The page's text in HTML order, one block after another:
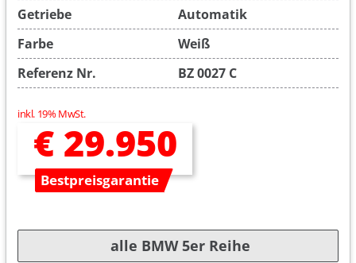
Getriebe
Automatik
Farbe
Weiß
Referenz Nr.
BZ 0027 C
inkl. 19% MwSt.
€ 29.950
Bestpreisgarantie
alle BMW 5er Reihe